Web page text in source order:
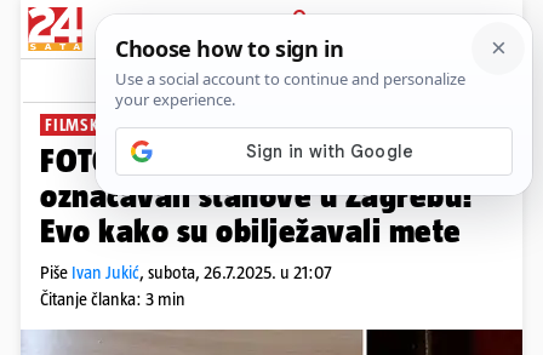
PRIJAVA
News Komentari
FILMSKI PLAN
FOTO Pali provalnici koji su
označavali stanove u Zagrebu!
Evo kako su obilježavali mete
Piše Ivan Jukić, subota, 26.7.2025. u 21:07
Čitanje članka: 3 min